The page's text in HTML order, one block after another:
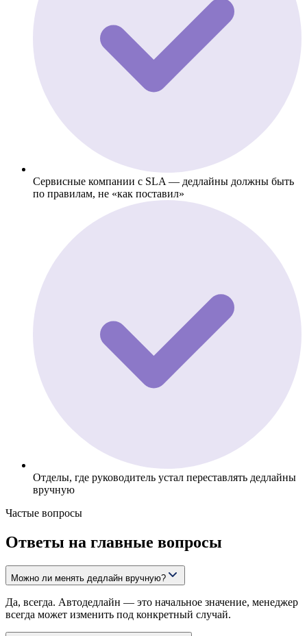
Сервисные компании с SLA — дедлайны должны быть
по правилам, не «как поставил»
Отделы, где руководитель устал переставлять дедлайны
вручную
Частые вопросы
Ответы на главные вопросы
Можно ли менять дедлайн вручную?
Да, всегда. Автодедлайн — это начальное значение, менеджер
всегда может изменить под конкретный случай.